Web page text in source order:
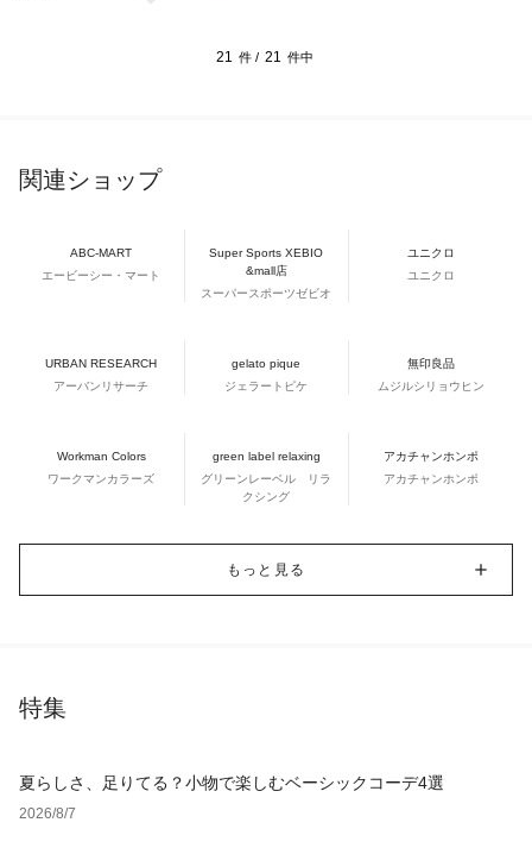
21 件 / 21 件中
関連ショップ
ABC-MART
エービーシー・マート
Super Sports XEBIO
&mall店
スーパースポーツゼビオ
ユニクロ
ユニクロ
URBAN RESEARCH
アーバンリサーチ
gelato pique
ジェラートピケ
無印良品
ムジルシリョウヒン
Workman Colors
ワークマンカラーズ
green label relaxing
グリーンレーベル リラ
クシング
アカチャンホンポ
アカチャンホンポ
もっと見る
特集
夏らしさ、足りてる？小物で楽しむベーシックコーデ4選
2026/8/7